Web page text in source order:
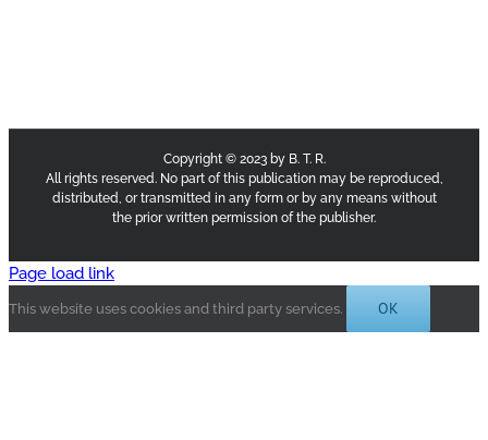
Copyright © 2023 by B. T. R.
All rights reserved. No part of this publication may be reproduced,
distributed, or transmitted in any form or by any means without
the prior written permission of the publisher.
Page load link
This website uses cookies and third party services. OK